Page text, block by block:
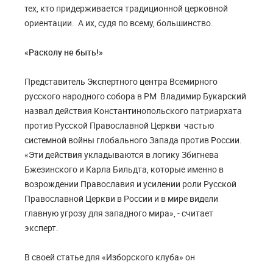
тех, кто придерживается традиционной церковной
ориентации. А их, судя по всему, большинство.
«Расколу не быть!»
Представитель Экспертного центра Всемирного
русского народного собора в РМ Владимир Букарский
назвал действия Константинопольского патриархата
против Русской Православной Церкви частью
системной войны глобального Запада против России.
«Эти действия укладываются в логику Збигнева
Бжезинского и Карла Бильдта, которые именно в
возрождении Православия и усилении роли Русской
Православной Церкви в России и в мире видели
главную угрозу для западного мира», - считает
эксперт.
В своей статье для «Изборского клуба» он